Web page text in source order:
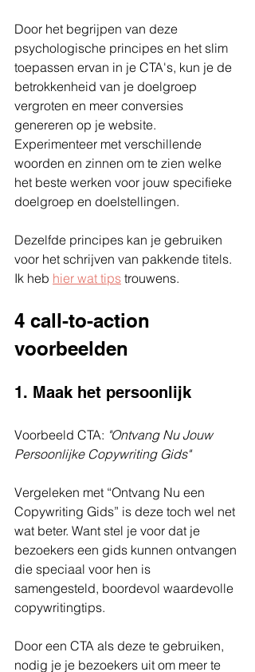
Door het begrijpen van deze
psychologische principes en het slim
toepassen ervan in je CTA's, kun je de
betrokkenheid van je doelgroep
vergroten en meer conversies
genereren op je website.
Experimenteer met verschillende
woorden en zinnen om te zien welke
het beste werken voor jouw specifieke
doelgroep en doelstellingen.
Dezelfde principes kan je gebruiken
voor het schrijven van pakkende titels.
Ik heb hier wat tips trouwens.
4 call-to-action
voorbeelden
1. Maak het persoonlijk
Voorbeeld CTA: "Ontvang Nu Jouw
Persoonlijke Copywriting Gids"
Vergeleken met “Ontvang Nu een
Copywriting Gids” is deze toch wel net
wat beter. Want stel je voor dat je
bezoekers een gids kunnen ontvangen
die speciaal voor hen is
samengesteld, boordevol waardevolle
copywritingtips.
Door een CTA als deze te gebruiken,
nodig je je bezoekers uit om meer te